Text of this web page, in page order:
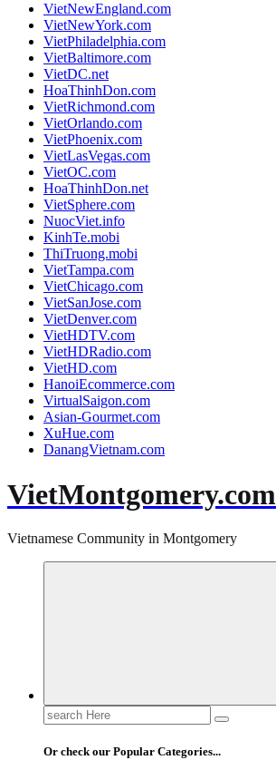
VietNewEngland.com
VietNewYork.com
VietPhiladelphia.com
VietBaltimore.com
VietDC.net
HoaThinhDon.com
VietRichmond.com
VietOrlando.com
VietPhoenix.com
VietLasVegas.com
VietOC.com
HoaThinhDon.net
VietSphere.com
NuocViet.info
KinhTe.mobi
ThiTruong.mobi
VietTampa.com
VietChicago.com
VietSanJose.com
VietDenver.com
VietHDTV.com
VietHDRadio.com
VietHD.com
HanoiEcommerce.com
VirtualSaigon.com
Asian-Gourmet.com
XuHue.com
DanangVietnam.com
VietMontgomery.com
Vietnamese Community in Montgomery
Search
for:
Or check our Popular Categories...